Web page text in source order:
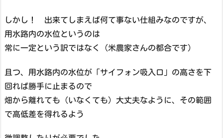
しかし！ 出来てしまえば何て事ない仕組みなのですが、
用水路内の水位というのは
常に一定という訳ではなく（米農家さんの都合です）
且つ、用水路内の水位が「サイフォン吸入口」の高さを下
回れば勝手に止まるので
畑から離れても（いなくても）大丈夫なように、その範囲
で高低差を得れるよう